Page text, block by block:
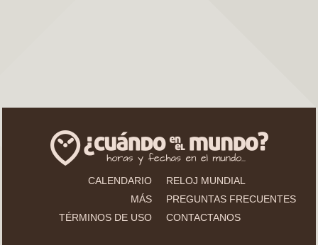
CALENDARIO
RELOJ MUNDIAL
MÁS
PREGUNTAS FRECUENTES
TÉRMINOS DE USO
CONTACTANOS